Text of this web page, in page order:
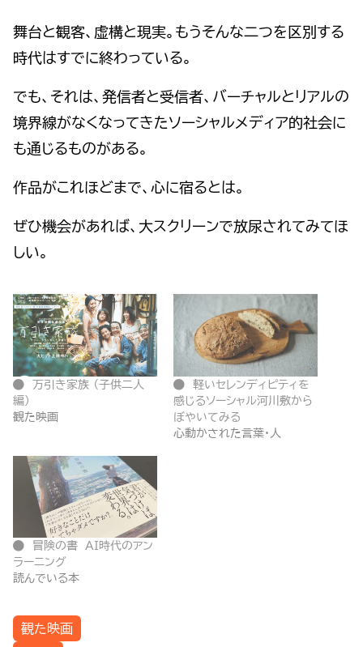
舞台と観客、虚構と現実。もうそんな二つを区別する
時代はすでに終わっている。
でも、それは、発信者と受信者、バーチャルとリアルの
境界線がなくなってきたソーシャルメディア的社会に
も通じるものがある。
作品がこれほどまで、心に宿るとは。
ぜひ機会があれば、大スクリーンで放尿されてみてほ
しい。
万引き家族 （子供二人
編）
観た映画
軽いセレンディピティを
感じるソーシャル河川敷から
ぼやいてみる
心動かされた言葉・人
冒険の書 AI時代のアン
ラーニング
読んでいる本
観た映画